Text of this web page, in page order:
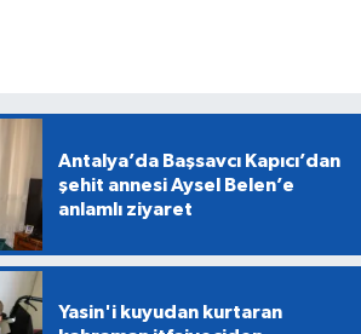
Antalya’da Başsavcı Kapıcı’dan
şehit annesi Aysel Belen’e
anlamlı ziyaret
Yasin'i kuyudan kurtaran